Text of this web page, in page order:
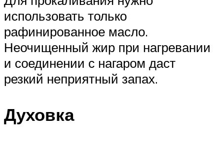
использовать только
рафинированное масло.
Неочищенный жир при нагревании
и соединении с нагаром даст
резкий неприятный запах.
Духовка